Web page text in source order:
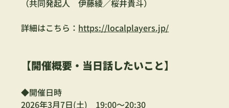
（共同発起人　伊藤綾／桜井貴斗）
詳細はこちら： https://localplayers.jp/
【開催概要・当日話したいこと】
◆開催日時
2026年3月7日(土)　19:00～20:30